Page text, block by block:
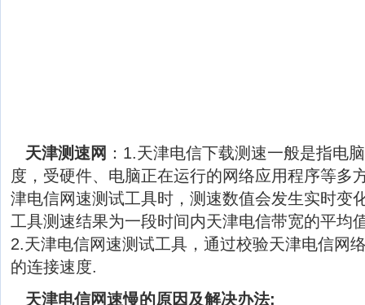
天津测速网 ：1.天津电信下载测速一般是指电
度，受硬件、电脑正在运行的网络应用程序等多
津电信网速测试工具时，测速数值会发生实时变
工具测速结果为一段时间内天津电信带宽的平均
2.天津电信网速测试工具，通过校验天津电信网
的连接速度.
天津电信网速慢的原因及解决办法: